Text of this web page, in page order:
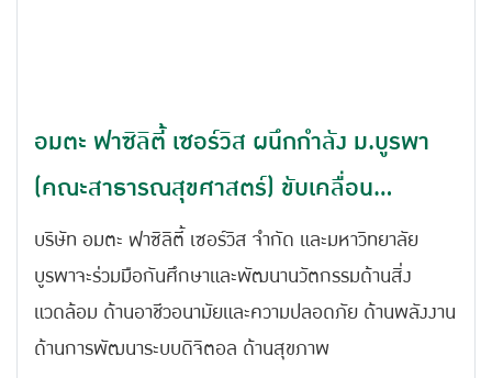
อมตะ ฟาซิลิตี้ เซอร์วิส ผนึกกำลัง ม.บูรพา
(คณะสาธารณสุขศาสตร์) ขับเคลื่อน
นวัตกรรมสู่การพัฒนาอย่างยั่งยืน
บริษัท อมตะ ฟาซิลิตี้ เซอร์วิส จำกัด และมหาวิทยาลัย
บูรพาจะร่วมมือกันศึกษาและพัฒนานวัตกรรมด้านสิ่ง
แวดล้อม ด้านอาชีวอนามัยและความปลอดภัย ด้านพลังงาน
ด้านการพัฒนาระบบดิจิตอล ด้านสุขภาพ